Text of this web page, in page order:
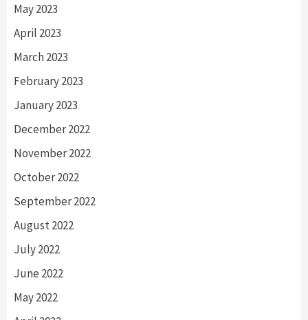
May 2023
April 2023
March 2023
February 2023
January 2023
December 2022
November 2022
October 2022
September 2022
August 2022
July 2022
June 2022
May 2022